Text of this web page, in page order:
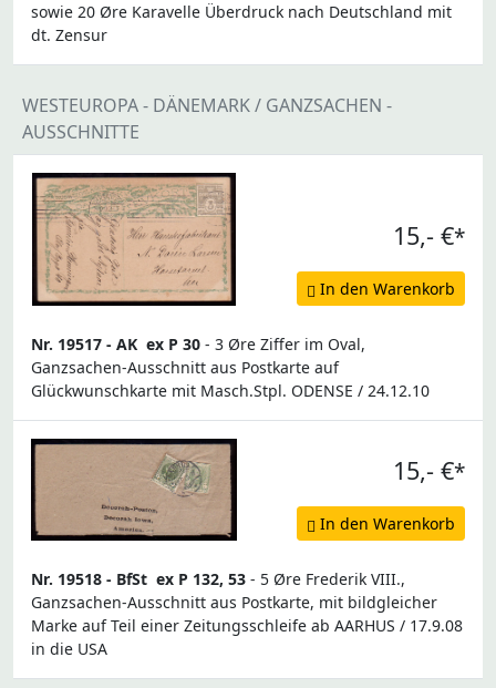
sowie 20 Øre Karavelle Überdruck nach Deutschland mit
dt. Zensur
WESTEUROPA - DÄNEMARK / GANZSACHEN -
AUSSCHNITTE
15,- €*
In den Warenkorb
Nr. 19517 - AK ex P 30 - 3 Øre Ziffer im Oval,
Ganzsachen-Ausschnitt aus Postkarte auf
Glückwunschkarte mit Masch.Stpl. ODENSE / 24.12.10
15,- €*
In den Warenkorb
Nr. 19518 - BfSt ex P 132, 53 - 5 Øre Frederik VIII.,
Ganzsachen-Ausschnitt aus Postkarte, mit bildgleicher
Marke auf Teil einer Zeitungsschleife ab AARHUS / 17.9.08
in die USA